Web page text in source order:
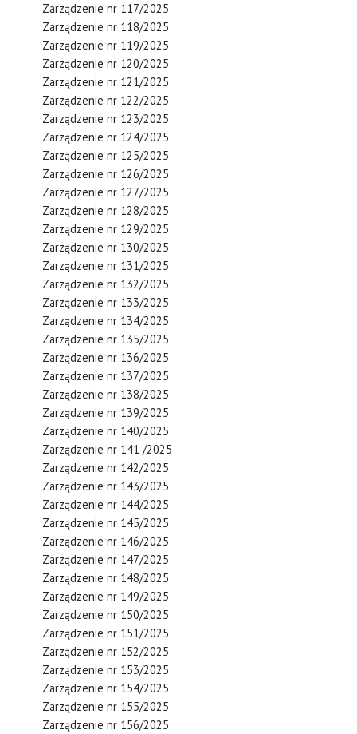
Zarządzenie nr 117/2025
Zarządzenie nr 118/2025
Zarządzenie nr 119/2025
Zarządzenie nr 120/2025
Zarządzenie nr 121/2025
Zarządzenie nr 122/2025
Zarządzenie nr 123/2025
Zarządzenie nr 124/2025
Zarządzenie nr 125/2025
Zarządzenie nr 126/2025
Zarządzenie nr 127/2025
Zarządzenie nr 128/2025
Zarządzenie nr 129/2025
Zarządzenie nr 130/2025
Zarządzenie nr 131/2025
Zarządzenie nr 132/2025
Zarządzenie nr 133/2025
Zarządzenie nr 134/2025
Zarządzenie nr 135/2025
Zarządzenie nr 136/2025
Zarządzenie nr 137/2025
Zarządzenie nr 138/2025
Zarządzenie nr 139/2025
Zarządzenie nr 140/2025
Zarządzenie nr 141 /2025
Zarządzenie nr 142/2025
Zarządzenie nr 143/2025
Zarządzenie nr 144/2025
Zarządzenie nr 145/2025
Zarządzenie nr 146/2025
Zarządzenie nr 147/2025
Zarządzenie nr 148/2025
Zarządzenie nr 149/2025
Zarządzenie nr 150/2025
Zarządzenie nr 151/2025
Zarządzenie nr 152/2025
Zarządzenie nr 153/2025
Zarządzenie nr 154/2025
Zarządzenie nr 155/2025
Zarządzenie nr 156/2025